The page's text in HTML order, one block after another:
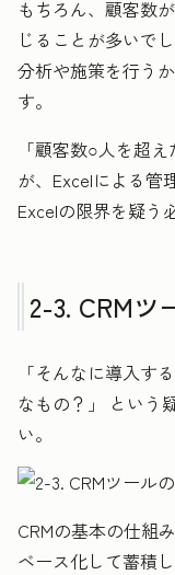
もちろん、顧客数
じることが多いで
分析や施策を行う
す。
「顧客数○人を超
が、Excelによる管
Excelの限界を疑う
2-3. CRMツ
「そんなに導入す
なもの？」 という
い。
CRMの基本の仕組
ベース化して蓄積